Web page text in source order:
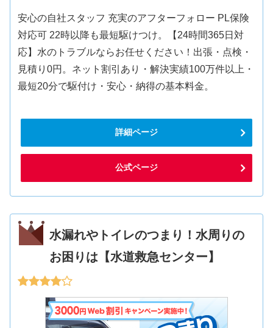
安心の自社スタッフ 充実のアフターフォロー PL保険
対応可 22時以降も最短駆けつけ。【24時間365日対
応】水のトラブルならお任せください！出張・点検・
見積り0円。ネット割引あり・解決実績100万件以上・
最短20分で駆付け・安心・納得の基本料金。
詳細ページ
公式ページ
水漏れやトイレのつまり！水周りの
お困りは【水道救急センター】